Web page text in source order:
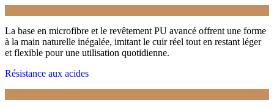
La base en microfibre et le revêtement PU avancé offrent une forme
à la main naturelle inégalée, imitant le cuir réel tout en restant léger
et flexible pour une utilisation quotidienne.
Résistance aux acides